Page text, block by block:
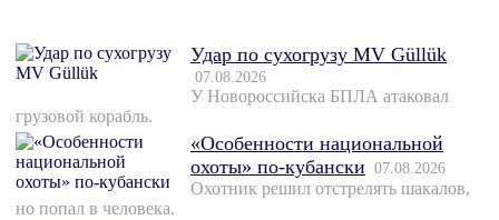
Удар по сухогрузу MV Güllük
07.08.2026
У Новороссийска БПЛА атаковал
грузовой корабль.
«Особенности национальной
охоты» по-кубански 07.08.2026
Охотник решил отстрелять шакалов,
но попал в человека.